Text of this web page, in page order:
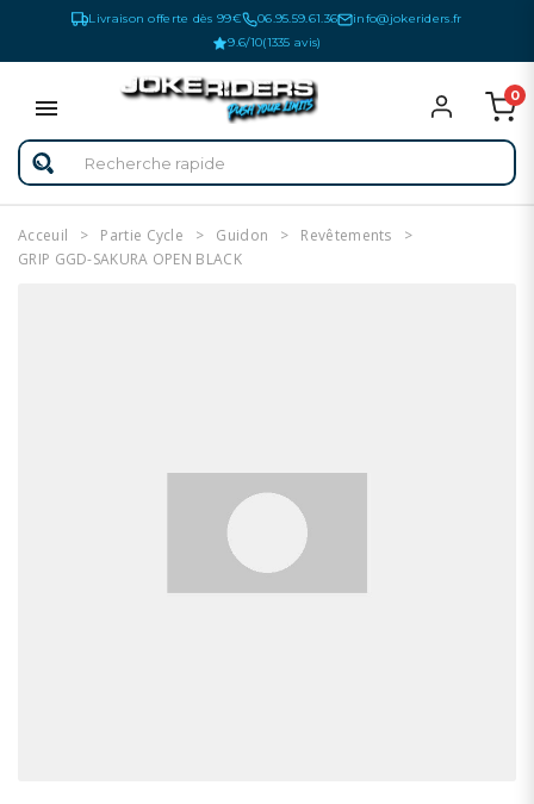
Livraison offerte dès 99€ 06.95.59.61.36
info@jokeriders.fr
9.6/10(1335 avis)
0
Acceuil Partie Cycle Guidon
Revêtements
GRIP GGD-SAKURA OPEN BLACK